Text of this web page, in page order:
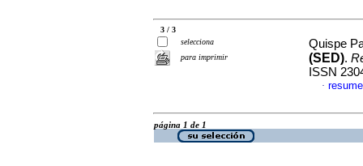
3 / 3
selecciona
para imprimir
Quispe
(SED).
ISSN
·
página 1 de 1